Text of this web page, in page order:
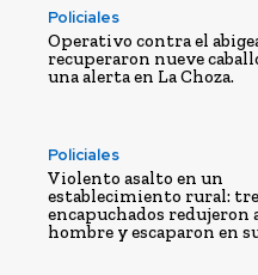
Policiales
Operativo contra el
recuperaron nueve
una alerta en La Choza.
Policiales
Violento asalto en un
establecimiento rural:
encapuchados redujeron
hombre y escaparon en